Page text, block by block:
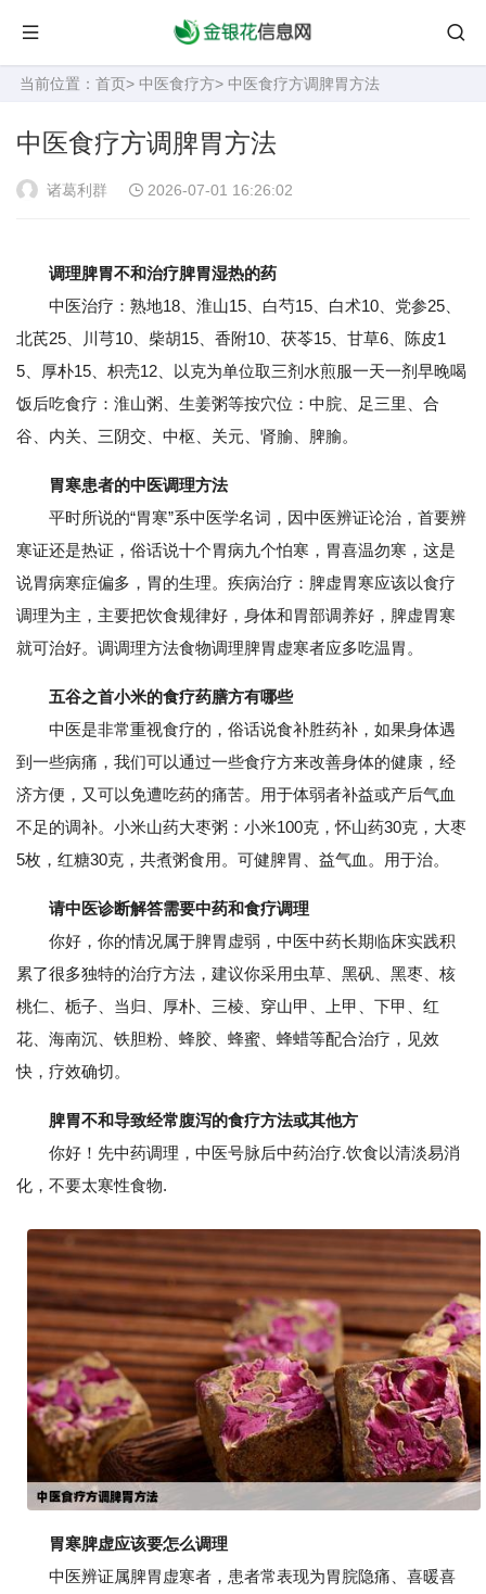
当前位置： 首页> 中医食疗方> 中医食疗方调脾胃方法
中医食疗方调脾胃方法
诸葛利群 2026-07-01 16:26:02
调理脾胃不和治疗脾胃湿热的药
中医治疗：熟地18、淮山15、白芍15、白术10、党参25、
北芪25、川芎10、柴胡15、香附10、茯苓15、甘草6、陈皮1
5、厚朴15、枳壳12、以克为单位取三剂水煎服一天一剂早晚喝
饭后吃食疗：淮山粥、生姜粥等按穴位：中脘、足三里、合
谷、内关、三阴交、中枢、关元、肾腧、脾腧。
胃寒患者的中医调理方法
平时所说的“胃寒”系中医学名词，因中医辨证论治，首要辨
寒证还是热证，俗话说十个胃病九个怕寒，胃喜温勿寒，这是
说胃病寒症偏多，胃的生理。疾病治疗：脾虚胃寒应该以食疗
调理为主，主要把饮食规律好，身体和胃部调养好，脾虚胃寒
就可治好。调调理方法食物调理脾胃虚寒者应多吃温胃。
五谷之首小米的食疗药膳方有哪些
中医是非常重视食疗的，俗话说食补胜药补，如果身体遇
到一些病痛，我们可以通过一些食疗方来改善身体的健康，经
济方便，又可以免遭吃药的痛苦。用于体弱者补益或产后气血
不足的调补。小米山药大枣粥：小米100克，怀山药30克，大枣
5枚，红糖30克，共煮粥食用。可健脾胃、益气血。用于治。
请中医诊断解答需要中药和食疗调理
你好，你的情况属于脾胃虚弱，中医中药长期临床实践积
累了很多独特的治疗方法，建议你采用虫草、黑矾、黑枣、核
桃仁、栀子、当归、厚朴、三棱、穿山甲、上甲、下甲、红
花、海南沉、铁胆粉、蜂胶、蜂蜜、蜂蜡等配合治疗，见效
快，疗效确切。
脾胃不和导致经常腹泻的食疗方法或其他方
你好！先中药调理，中医号脉后中药治疗.饮食以清淡易消
化，不要太寒性食物.
胃寒脾虚应该要怎么调理
中医辨证属脾胃虚寒者，患者常表现为胃脘隐痛、喜暖喜